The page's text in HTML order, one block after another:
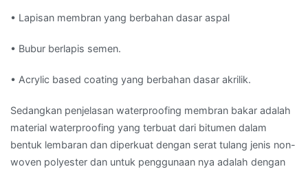
• Lapisan membran yang berbahan dasar aspal
• Bubur berlapis semen.
• Acrylic based coating yang berbahan dasar akrilik.
Sedangkan penjelasan waterproofing membran bakar adalah
material waterproofing yang terbuat dari bitumen dalam
bentuk lembaran dan diperkuat dengan serat tulang jenis non-
woven polyester dan untuk penggunaan nya adalah dengan